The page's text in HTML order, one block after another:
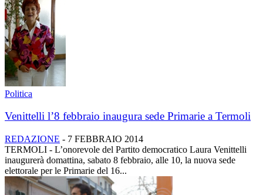
Politica
Venittelli l’8 febbraio inaugura sede Primarie a Termoli
REDAZIONE - 7 FEBBRAIO 2014
TERMOLI - L’onorevole del Partito democratico Laura Venittelli
inaugurerà domattina, sabato 8 febbraio, alle 10, la nuova sede
elettorale per le Primarie del 16...